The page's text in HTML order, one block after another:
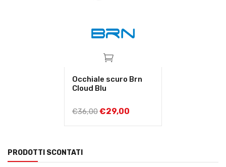
Occhiale scuro Brn
Cloud Blu
€36,00€29,00
PRODOTTI SCONTATI